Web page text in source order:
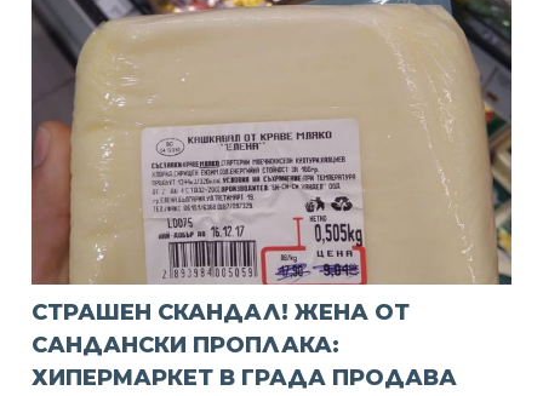
СТРАШЕН СКАНДАЛ! ЖЕНА ОТ
САНДАНСКИ ПРОПЛАКА:
ХИПЕРМАРКЕТ В ГРАДА ПРОДАВА